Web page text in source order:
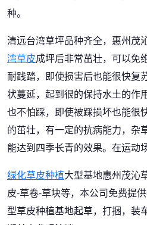
种。
清远台湾草坪品种齐全，惠州茂
湾草皮成坪后非常茁壮，可以免
耐践踏，即使损害后也能很快复
状蔓延，起到很的保持水土的作
也不怕踩，即使被踩损坏也能很
的茁壮，有一定的抗病能力，杂
能达到四季长青的效果。在运动
绿化草皮种植大型基地惠州茂沁
皮-草卷-草块等，本公司免费提
型草皮种植基地起草，打捆，装